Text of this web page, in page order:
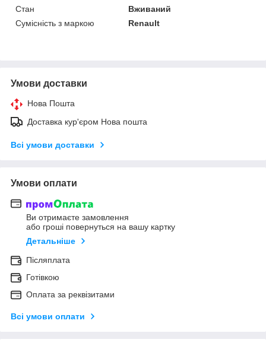
Стан
Вживаний
Сумісність з маркою
Renault
Умови доставки
Нова Пошта
Доставка кур'єром Нова пошта
Всі умови доставки
Умови оплати
Ви отримаєте замовлення
або гроші повернуться на вашу картку
Детальніше
Післяплата
Готівкою
Оплата за реквізитами
Всі умови оплати